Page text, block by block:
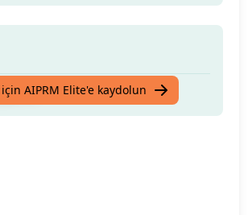
AIPRM Elite'e kaydolun